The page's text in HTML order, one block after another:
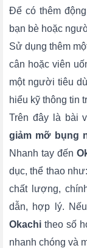
Để có thêm
bạn bè hoặc
Sử dụng thêm
cân hoặc viên
một người tiêu
hiểu kỹ thông tin
Trên đây là bài
giảm mỡ bụng
Nhanh tay đến
dục, thể thao
chất lượng,
dẫn, hợp lý.
Okachi theo số
nhanh chóng và